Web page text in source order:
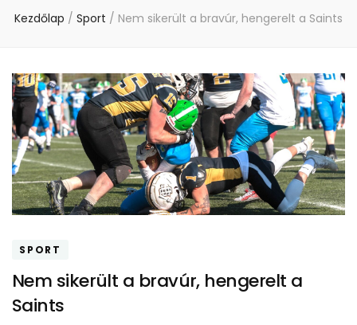
Kezdőlap / Sport / Nem sikerült a bravúr, hengerelt a Saints
SPORT
Nem sikerült a bravúr, hengerelt a
Saints